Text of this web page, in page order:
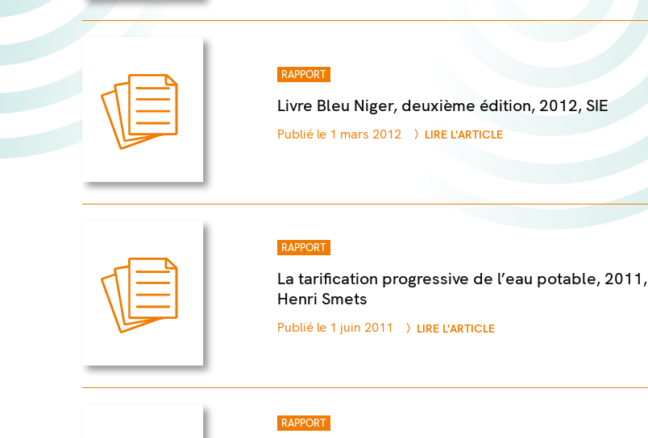
RAPPORT
Livre Bleu Niger, deuxième édition, 2012, SIE
Publié le 1 mars 2012 LIRE L'ARTICLE
RAPPORT
La tarification progressive de l’eau potable, 2011,
Henri Smets
Publié le 1 juin 2011 LIRE L'ARTICLE
RAPPORT